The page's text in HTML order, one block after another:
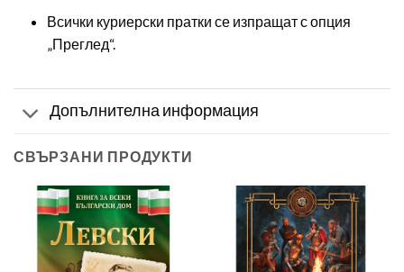
Всички куриерски пратки се изпращат с опция
„Преглед“.
Допълнителна информация
СВЪРЗАНИ ПРОДУКТИ